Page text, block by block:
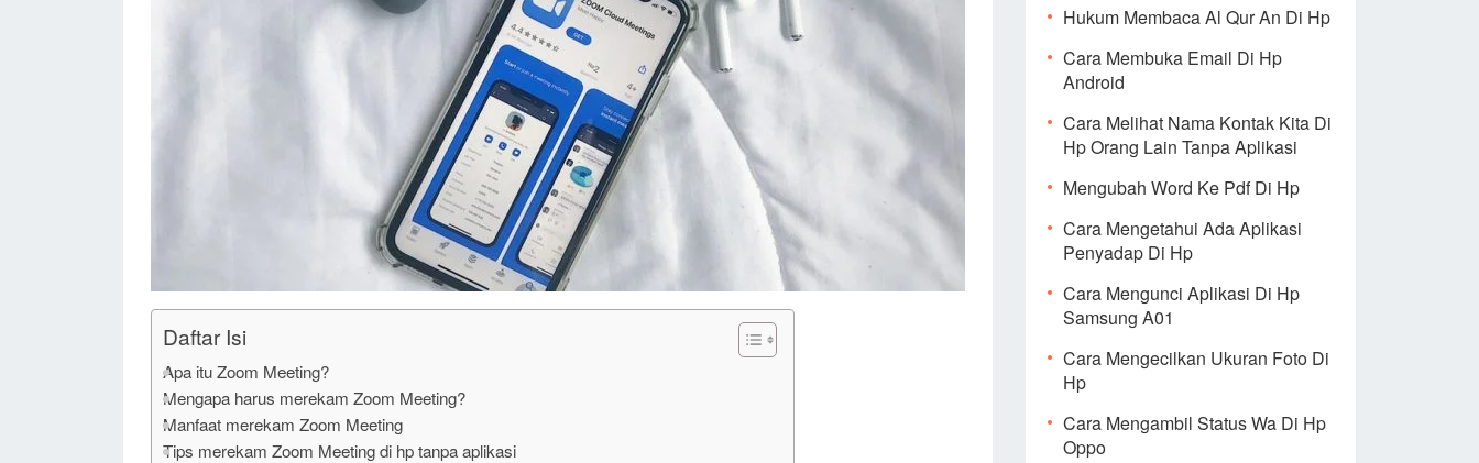
Daftar Isi
Apa itu Zoom Meeting?
Mengapa harus merekam Zoom Meeting?
Manfaat merekam Zoom Meeting
Tips merekam Zoom Meeting di hp tanpa aplikasi
Hukum Membaca Al Qur An Di Hp
Cara Membuka Email Di Hp
Android
Cara Melihat Nama Kontak Kita Di
Hp Orang Lain Tanpa Aplikasi
Mengubah Word Ke Pdf Di Hp
Cara Mengetahui Ada Aplikasi
Penyadap Di Hp
Cara Mengunci Aplikasi Di Hp
Samsung A01
Cara Mengecilkan Ukuran Foto Di
Hp
Cara Mengambil Status Wa Di Hp
Oppo